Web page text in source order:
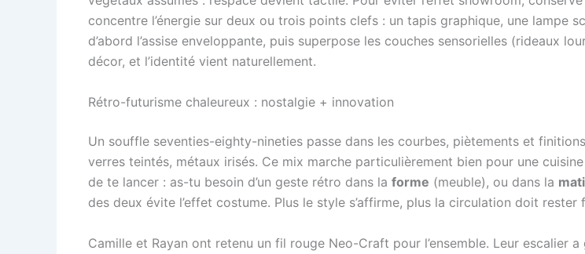
concentre l’énergie sur deux ou trois points clefs : un tapis graphique, une lampe
d’abord l’assise enveloppante, puis superpose les couches sensorielles (rideaux
décor, et l’identité vient naturellement.
Rétro-futurisme chaleureux : nostalgie + innovation
Un souffle seventies-eighty-nineties passe dans les courbes, piètements et
verres teintés, métaux irisés. Ce mix marche particulièrement bien pour une
de te lancer : as-tu besoin d’un geste rétro dans la forme (meuble), ou dans la
des deux évite l’effet costume. Plus le style s’affirme, plus la circulation doit rester
Camille et Rayan ont retenu un fil rouge Neo-Craft pour l’ensemble. Leur escalier